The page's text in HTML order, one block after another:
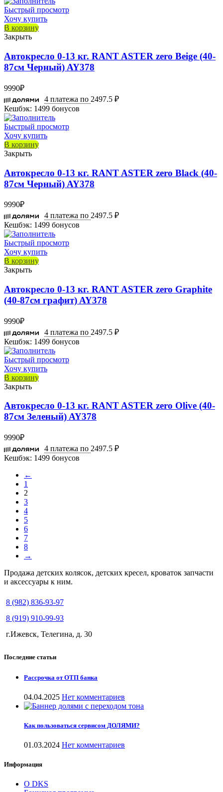
Быстрый просмотр
Хочу купить
В корзину
Закрыть
Автокресло 0-13 кг. RANT ASTER zero Beige (40-
87см Черный) AY378
9990₽
4 платежа по 2497.5 ₽
Кешбэк: 1499 бонусов
Быстрый просмотр
Хочу купить
В корзину
Закрыть
Автокресло 0-13 кг. RANT ASTER zero Black (40-
87см Черный) AY378
9990₽
4 платежа по 2497.5 ₽
Кешбэк: 1499 бонусов
Быстрый просмотр
Хочу купить
В корзину
Закрыть
Автокресло 0-13 кг. RANT ASTER zero Graphite
(40-87см графит) AY378
9990₽
4 платежа по 2497.5 ₽
Кешбэк: 1499 бонусов
Быстрый просмотр
Хочу купить
В корзину
Закрыть
Автокресло 0-13 кг. RANT ASTER zero Olive (40-
87см Зеленый) AY378
9990₽
4 платежа по 2497.5 ₽
Кешбэк: 1499 бонусов
←
1
2
3
4
5
6
7
8
→
Продажа детских колясок, детских кресел, кроваток запчасти
и аксессуары к ним.
8 (982) 836-93-97
8 (919) 910-99-93
г.Ижевск, Телегина, д. 30
Последние статьи
Рассрочка от ОТП банка
04.04.2025 Нет комментариев
Как пользоваться сервисом ДОЛЯМИ?
01.03.2024 Нет комментариев
Информация
О DKS